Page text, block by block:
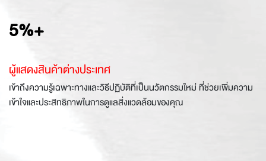
5%+
ผู้แสดงสินค้าต่างประเทศ
เข้าถึงความรู้เฉพาะทางและวิธีปฏิบัติที่เป็นนวัตกรรมใหม่ ที่ช่วยเพิ่มความ
เข้าใจและประสิทธิภาพในการดูแลสิ่งแวดล้อมของคุณ